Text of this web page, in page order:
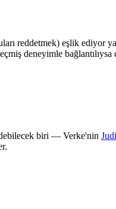
reddetmek) eşlik ediyor
deneyimle
biri — Verke'nin